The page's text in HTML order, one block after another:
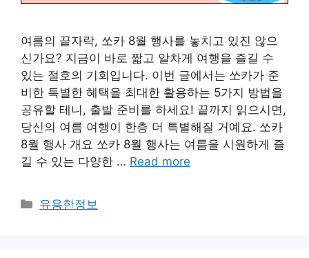
여름의 끝자락, 쏘카 8월 행사를 놓치고 있진 않으
신가요? 지금이 바로 짧고 알차게 여행을 즐길 수
있는 절호의 기회입니다. 이번 글에서는 쏘카가 준
비한 특별한 혜택을 최대한 활용하는 5가지 방법을
공유할 테니, 출발 준비를 하세요! 끝까지 읽으시면,
당신의 여름 여행이 한층 더 특별해질 거예요. 쏘카
8월 행사 개요 쏘카 8월 행사는 여름을 시원하게 즐
길 수 있는 다양한 … Read more
Categories
유용한정보